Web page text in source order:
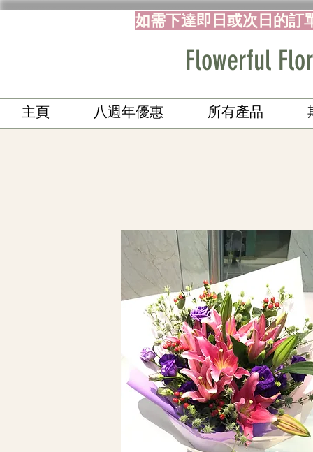
如需下達即日或次日的訂
Flowerful
主頁 八週年優惠 所有產品